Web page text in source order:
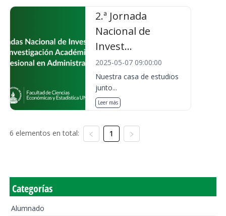
2.ª Jornada
Nacional de
Invest...
2025-05-07 09:00:00
Nuestra casa de estudios
junto...
Leer más
6 elementos en total: 1
Categorías
Alumnado